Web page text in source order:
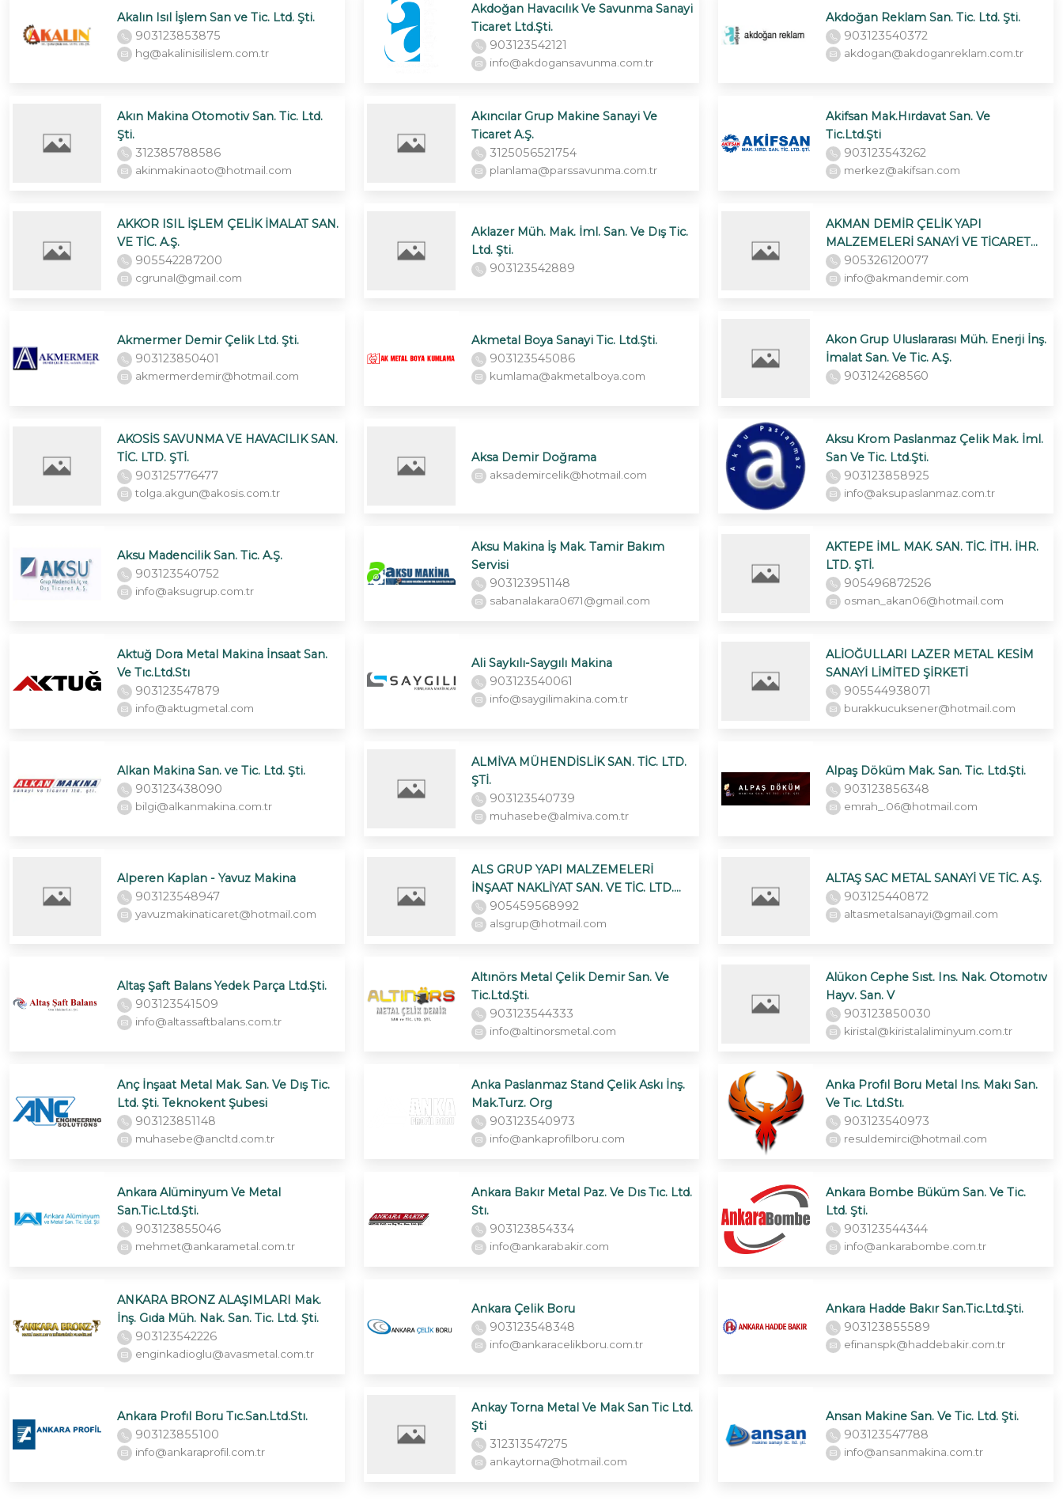
Akalın Isıl İşlem San ve Tic. Ltd. Şti.
903123853875
hg@akalinisilislem.com.tr
Akdoğan Havacılık Ve Savunma Sanayi
Ticaret Ltd.Şti.
903123542121
info@akdogansavunma.com.tr
Akdoğan Reklam San. Tic. Ltd. Şti.
903123540372
akdogan@akdoganreklam.com.tr
Akın Makina Otomotiv San. Tic. Ltd.
Şti.
312385788586
akinmakinaoto@hotmail.com
Akıncılar Grup Makine Sanayi Ve
Ticaret A.Ş.
3125056521754
planlama@parssavunma.com.tr
Akifsan Mak.Hırdavat San. Ve
Tic.Ltd.Şti
903123543262
merkez@akifsan.com
AKKOR ISIL İŞLEM ÇELİK İMALAT SAN.
VE TİC. A.Ş.
905542287200
cgrunal@gmail.com
Aklazer Müh. Mak. İml. San. Ve Dış Tic.
Ltd. Şti.
903123542889
AKMAN DEMİR ÇELİK YAPI
MALZEMELERİ SANAYİ VE TİCARET
A.Ş.905326120077
info@akmandemir.com
Akmermer Demir Çelik Ltd. Şti.
903123850401
akmermerdemir@hotmail.com
Akmetal Boya Sanayi Tic. Ltd.Şti.
903123545086
kumlama@akmetalboya.com
Akon Grup Uluslararası Müh. Enerji İnş.
İmalat San. Ve Tic. A.Ş.
903124268560
AKOSİS SAVUNMA VE HAVACILIK SAN.
TİC. LTD. ŞTİ.
903125776477
tolga.akgun@akosis.com.tr
Aksa Demir Doğrama
aksademircelik@hotmail.com
Aksu Krom Paslanmaz Çelik Mak. İml.
San Ve Tic. Ltd.Şti.
903123858925
info@aksupaslanmaz.com.tr
Aksu Madencilik San. Tic. A.Ş.
903123540752
info@aksugrup.com.tr
Aksu Makina İş Mak. Tamir Bakım
Servisi
903123951148
sabanalakara0671@gmail.com
AKTEPE İML. MAK. SAN. TİC. İTH. İHR.
LTD. ŞTİ.
905496872526
osman_akan06@hotmail.com
Aktuğ Dora Metal Makina İnsaat San.
Ve Tıc.Ltd.Stı
903123547879
info@aktugmetal.com
Ali Saykılı-Saygılı Makina
903123540061
info@saygilimakina.com.tr
ALİOĞULLARI LAZER METAL KESİM
SANAYİ LİMİTED ŞİRKETİ
905544938071
burakkucuksener@hotmail.com
Alkan Makina San. ve Tic. Ltd. Şti.
903123438090
bilgi@alkanmakina.com.tr
ALMİVA MÜHENDİSLİK SAN. TİC. LTD.
ŞTİ.
903123540739
muhasebe@almiva.com.tr
Alpaş Döküm Mak. San. Tic. Ltd.Şti.
903123856348
emrah_.06@hotmail.com
Alperen Kaplan - Yavuz Makina
903123548947
yavuzmakinaticaret@hotmail.com
ALS GRUP YAPI MALZEMELERİ
İNŞAAT NAKLİYAT SAN. VE TİC. LTD.
ŞTİ.905459568992
alsgrup@hotmail.com
ALTAŞ SAC METAL SANAYİ VE TİC. A.Ş.
903125440872
altasmetalsanayi@gmail.com
Altaş Şaft Balans Yedek Parça Ltd.Şti.
903123541509
info@altassaftbalans.com.tr
Altınörs Metal Çelik Demir San. Ve
Tic.Ltd.Şti.
903123544333
info@altinorsmetal.com
Alükon Cephe Sıst. Ins. Nak. Otomotıv
Hayv. San. V
903123850030
kiristal@kiristalaliminyum.com.tr
Anç İnşaat Metal Mak. San. Ve Dış Tic.
Ltd. Şti. Teknokent Şubesi
903123851148
muhasebe@ancltd.com.tr
Anka Paslanmaz Stand Çelik Askı İnş.
Mak.Turz. Org
903123540973
info@ankaprofilboru.com
Anka Profıl Boru Metal Ins. Makı San.
Ve Tıc. Ltd.Stı.
903123540973
resuldemirci@hotmail.com
Ankara Alüminyum Ve Metal
San.Tic.Ltd.Şti.
903123855046
mehmet@ankarametal.com.tr
Ankara Bakır Metal Paz. Ve Dıs Tıc. Ltd.
Stı.
903123854334
info@ankarabakir.com
Ankara Bombe Büküm San. Ve Tic.
Ltd. Şti.
903123544344
info@ankarabombe.com.tr
ANKARA BRONZ ALAŞIMLARI Mak.
İnş. Gıda Müh. Nak. San. Tic. Ltd. Şti.
903123542226
enginkadioglu@avasmetal.com.tr
Ankara Çelik Boru
903123548348
info@ankaracelikboru.com.tr
Ankara Hadde Bakır San.Tic.Ltd.Şti.
903123855589
efinanspk@haddebakir.com.tr
Ankara Profıl Boru Tıc.San.Ltd.Stı.
903123855100
info@ankaraprofil.com.tr
Ankay Torna Metal Ve Mak San Tic Ltd.
Şti
312313547275
ankaytorna@hotmail.com
Ansan Makine San. Ve Tic. Ltd. Şti.
903123547788
info@ansanmakina.com.tr